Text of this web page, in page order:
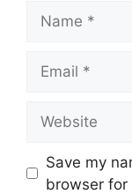
Save my
browser for